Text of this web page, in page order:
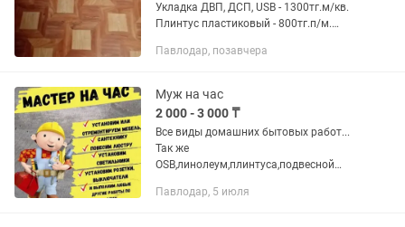
Укладка ДВП, ДСП, USB - 1300тг.м/кв.
Плинтус пластиковый - 800тг.п/м.
Всем удачи.!!!
Павлодар, позавчера
Муж на час
2 000 - 3 000 ₸
Все виды домашних бытовых работ...
Так же
OSB,линолеум,плинтуса,подвесной
Павлодар, 5 июля